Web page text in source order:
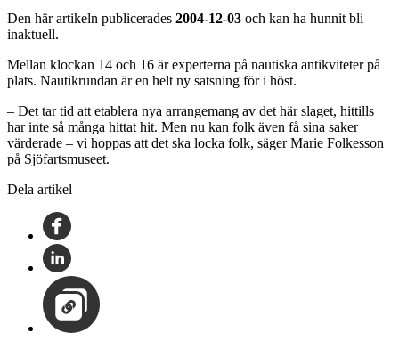
Den här artikeln publicerades 2004-12-03 och kan ha hunnit bli
inaktuell.
Mellan klockan 14 och 16 är experterna på nautiska antikviteter på
plats. Nautikrundan är en helt ny satsning för i höst.
– Det tar tid att etablera nya arrangemang av det här slaget, hittills
har inte så många hittat hit. Men nu kan folk även få sina saker
värderade – vi hoppas att det ska locka folk, säger Marie Folkesson
på Sjöfartsmuseet.
Dela artikel